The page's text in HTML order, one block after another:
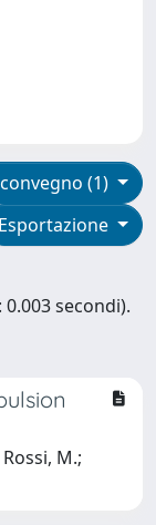
(1)
Esportazione
secondi).
M.;